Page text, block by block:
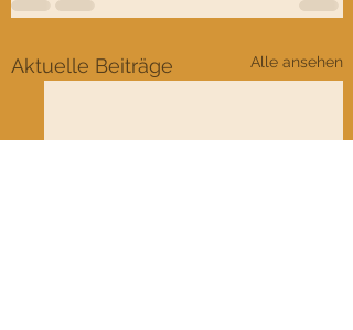
Aktuelle Beiträge Alle ansehen